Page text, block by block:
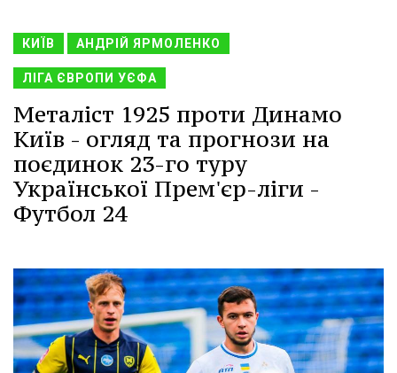
КИЇВ АНДРІЙ ЯРМОЛЕНКО
ЛІГА ЄВРОПИ УЄФА
Металіст 1925 проти Динамо
Київ - огляд та прогнози на
поєдинок 23-го туру
Української Прем'єр-ліги -
Футбол 24